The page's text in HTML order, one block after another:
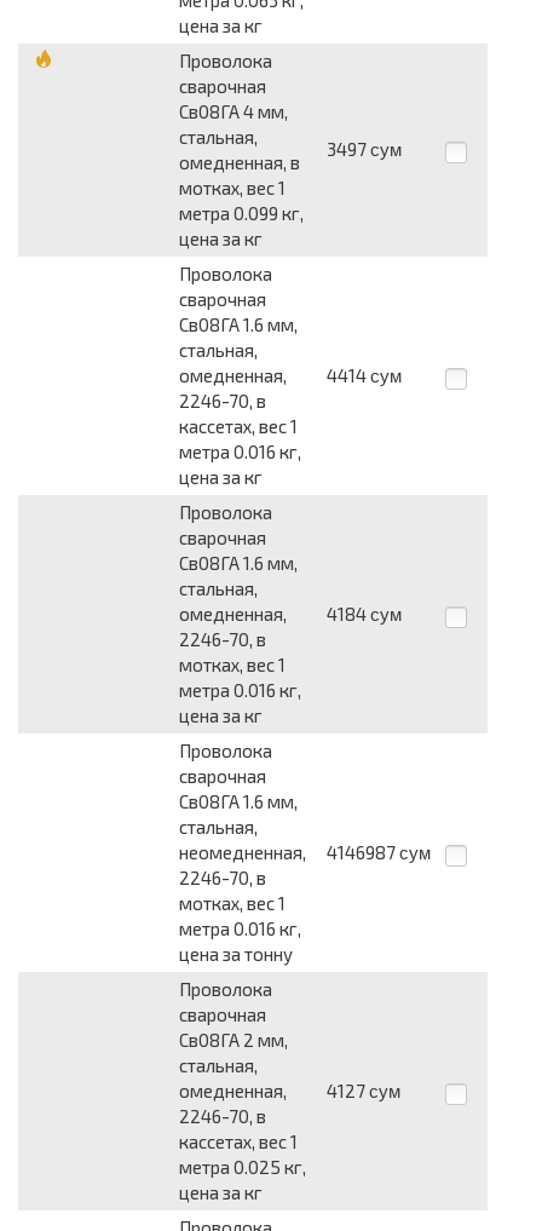
цена за кг
Проволока
сварочная
Св08ГА 4 мм,
стальная,
омедненная, в
мотках, вес 1
метра 0.099 кг,
цена за кг
3497 сум
Проволока
сварочная
Св08ГА 1.6 мм,
стальная,
омедненная,
2246-70, в
кассетах, вес 1
метра 0.016 кг,
цена за кг
4414 сум
Проволока
сварочная
Св08ГА 1.6 мм,
стальная,
омедненная,
2246-70, в
мотках, вес 1
метра 0.016 кг,
цена за кг
4184 сум
Проволока
сварочная
Св08ГА 1.6 мм,
стальная,
неомедненная,
2246-70, в
мотках, вес 1
метра 0.016 кг,
цена за тонну
4146987 сум
Проволока
сварочная
Св08ГА 2 мм,
стальная,
омедненная,
2246-70, в
кассетах, вес 1
метра 0.025 кг,
цена за кг
4127 сум